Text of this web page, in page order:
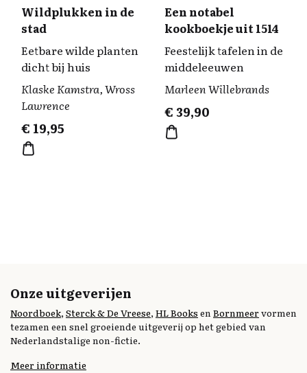
Wildplukken in de
stad
Eetbare wilde planten
dicht bij huis
Klaske Kamstra, Wross
Lawrence
€ 19,95
Een notabel
kookboekje uit 1514
Feestelijk tafelen in de
middeleeuwen
Marleen Willebrands
€39,90
Onze uitgeverijen
Noordboek, Sterck & De Vreese, HL Books enBornmeervormen
tezamen een snel groeiende uitgeverij op het gebied van
Nederlandstalige non-fictie.
Meer informatie